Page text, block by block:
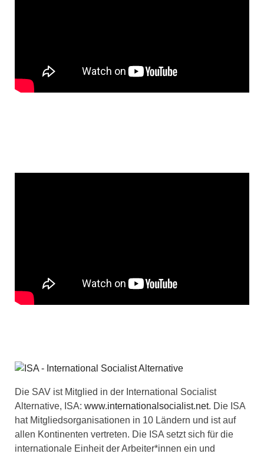
Die SAV ist Mitglied in der International Socialist
Alternative, ISA: www.internationalsocialist.net. Die ISA
hat Mitgliedsorganisationen in 10 Ländern und ist auf
allen Kontinenten vertreten. Die ISA setzt sich für die
internationale Einheit der Arbeiter*innen ein und